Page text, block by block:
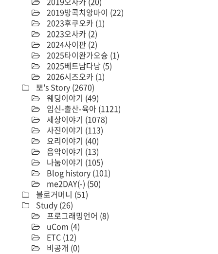
2019방콕치앙마이 (22)
2023후쿠오카 (1)
2023오사카 (2)
2024사이판 (2)
2025타이완가오슝 (1)
2025베트남다낭 (5)
2026시즈오카 (1)
뽀's Story (2670)
웨딩이야기 (49)
임신-출산-육아 (1121)
세상이야기 (1078)
사진이야기 (113)
요리이야기 (40)
음악이야기 (13)
나눔이야기 (105)
Blog history (101)
me2DAY(-) (50)
블로거머니 (51)
Study (26)
프로그래밍언어 (8)
uCom (4)
ETC (12)
비공개 (0)